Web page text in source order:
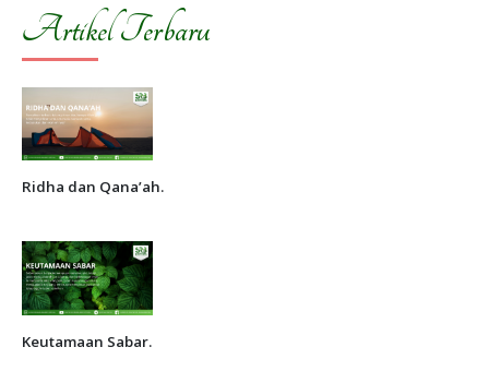
Artikel Terbaru
Ridha dan Qana’ah.
Keutamaan Sabar.